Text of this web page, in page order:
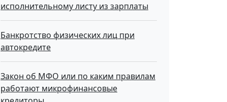
исполнительному листу из зарплаты
Банкротство физических лиц при
автокредите
Закон об МФО или по каким правилам
работают микрофинансовые